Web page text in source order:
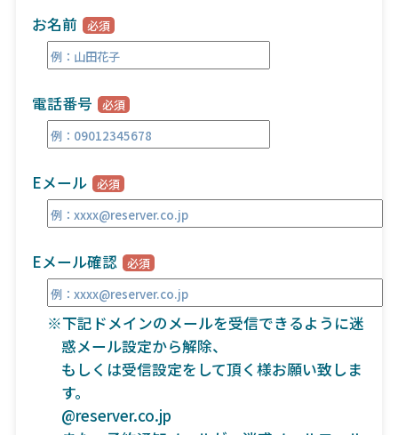
お名前
電話番号
Eメール
Eメール確認
※下記ドメインのメールを受信できるように迷
惑メール設定から解除、
もしくは受信設定をして頂く様お願い致しま
す。
@reserver.co.jp